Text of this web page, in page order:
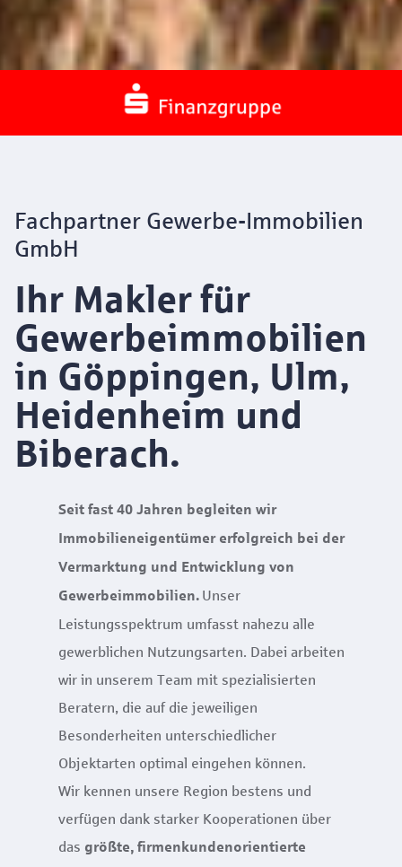
Value-Add-Investment |
top Upside möglich
Bruttogrundrendite bei 64 % Vermietung
Zum Highlight-Objekt
Fachpartner Gewerbe-Immobilien
GmbH
Ihr Makler für
Gewerbeimmobilien
in Göppingen, Ulm,
Heidenheim und
Biberach.
Seit fast 40 Jahren begleiten wir
Immobilieneigentümer erfolgreich bei der
Vermarktung und Entwicklung von
Gewerbeimmobilien.Unser
Leistungsspektrum umfasst nahezu alle
gewerblichen Nutzungsarten. Dabei arbeiten
wir in unserem Team mit spezialisierten
Beratern, die auf die jeweiligen
Besonderheiten unterschiedlicher
Objektarten optimal eingehen können.
Wir kennen unsere Region bestens und
verfügen dank starker Kooperationen über
das größte, firmenkundenorientierte